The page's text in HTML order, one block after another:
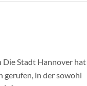
Stadt Hannover hat
gerufen, in der sowohl